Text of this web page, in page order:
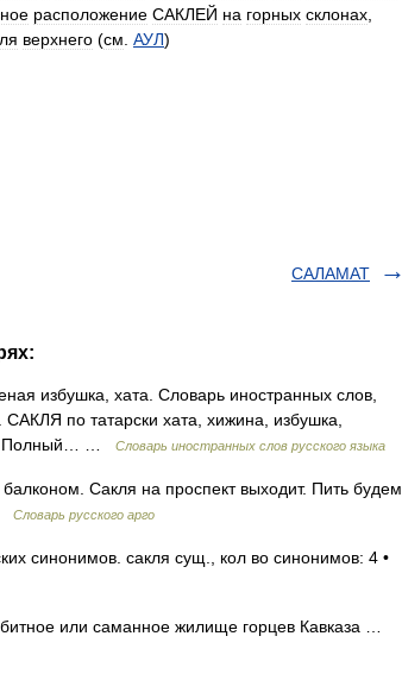
расположение САКЛЕЙ на горных склонах
верхнего (см АУЛ)
САЛАМАТ
избушка, хата. Словарь иностранных слов,
по татарски хата, хижина, избушка,
Полный… …
Словарь иностранных слов русского языка
Сакля на проспект выходит. Пить будем
Словарь русского арго
синонимов. сакля сущ., кол во синонимов: 4 •
или саманное жилище горцев Кавказа …